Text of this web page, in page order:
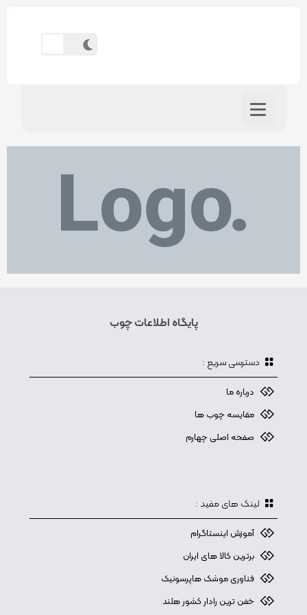
پایگاه اطلاعات چوب
دسترسی سریع :
درباره ما
مقایسه چوب ها
صفحه اصلی چهارم
لینک های مفید :
آموزش اینستاگرام
برترین کالا های ایران
فناوری موشک هاپرسونیک
خفن ترین رادار کشور هلند